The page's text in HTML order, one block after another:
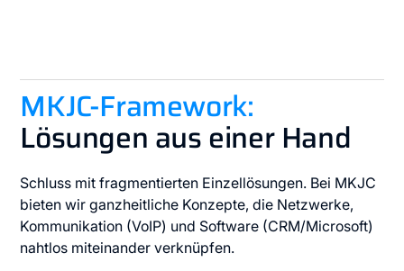
MKJC-Framework:
Lösungen aus einer Hand
Schluss mit fragmentierten Einzellösungen. Bei MKJC
bieten wir ganzheitliche Konzepte, die Netzwerke,
Kommunikation (VoIP) und Software (CRM/Microsoft)
nahtlos miteinander verknüpfen.